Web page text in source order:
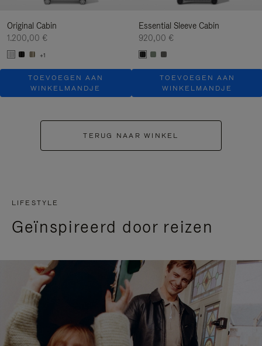
Original Cabin
1.200,00 €
+1
TOEVOEGEN AAN
WINKELMANDJE
Essential Sleeve Cabin
920,00 €
TOEVOEGEN AAN
WINKELMANDJE
TERUG NAAR WINKEL
LIFESTYLE
Geïnspireerd door reizen